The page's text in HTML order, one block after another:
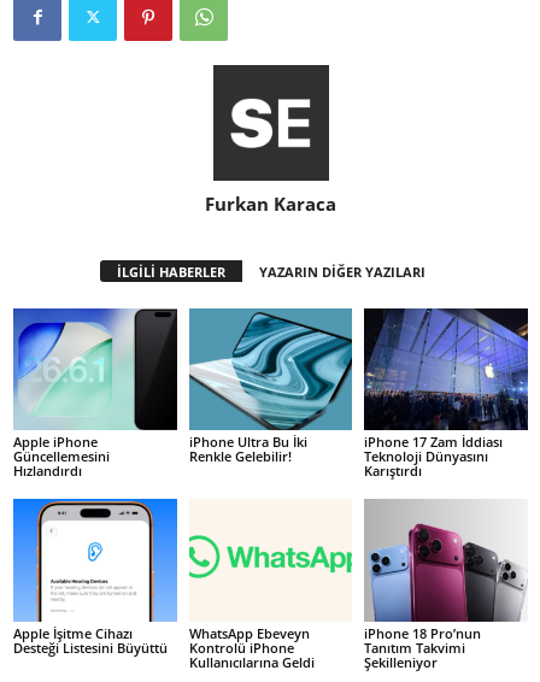
Furkan Karaca
İLGİLİ HABERLER YAZARIN DİĞER YAZILARI
Apple iPhone
Güncellemesini
Hızlandırdı
iPhone Ultra Bu İki
Renkle Gelebilir!
iPhone 17 Zam İddiası
Teknoloji Dünyasını
Karıştırdı
Apple İşitme Cihazı
Desteği Listesini Büyüttü
WhatsApp Ebeveyn
Kontrolü iPhone
Kullanıcılarına Geldi
iPhone 18 Pro’nun
Tanıtım Takvimi
Şekilleniyor